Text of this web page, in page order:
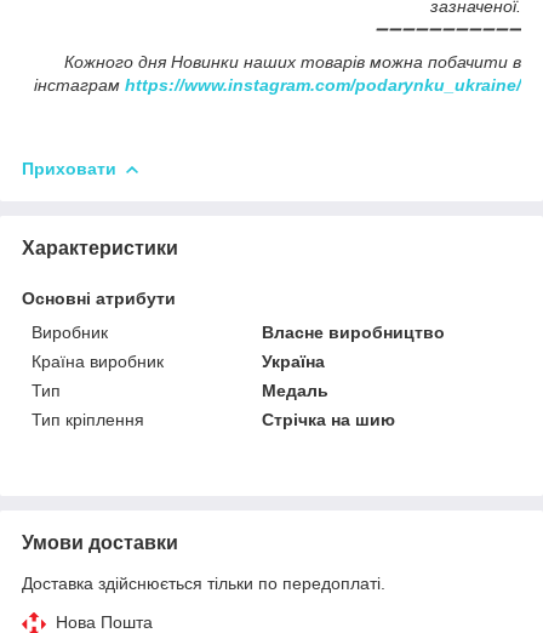
зазначеної.
➖➖➖➖➖➖➖➖➖➖➖
Кожного дня Новинки наших товарів можна побачити в
інстаграм https://www.instagram.com/podarynku_ukraine/
Приховати
Характеристики
Основні атрибути
Виробник
Власне виробництво
Країна виробник
Україна
Тип
Медаль
Тип кріплення
Стрічка на шию
Умови доставки
Доставка здійснюється тільки по передоплаті.
Нова Пошта